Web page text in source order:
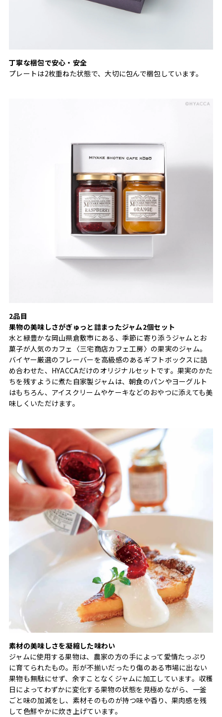
丁寧な梱包で安心・安全
プレートは2枚重ねた状態で、大切に包んで梱包しています。
2品目
果物の美味しさがぎゅっと詰まったジャム2個セット
水と緑豊かな岡山県倉敷市にある、季節に寄り添うジャムとお
菓子が人気のカフェ〈三宅商店カフェ工房〉の果実のジャム。
バイヤー厳選のフレーバーを高級感のあるギフトボックスに詰
め合わせた、HYACCAだけのオリジナルセットです。果実のかた
ちを残すように煮た自家製ジャムは、朝食のパンやヨーグルト
はもちろん、アイスクリームやケーキなどのおやつに添えても美
味しくいただけます。
素材の美味しさを凝縮した味わい
ジャムに使用する果物は、農家の方の手によって愛情たっぷり
に育てられたもの。形が不揃いだったり傷のある市場に出ない
果物も無駄にせず、余すことなくジャムに加工しています。収穫
日によってわずかに変化する果物の状態を見極めながら、一釜
ごと味の加減をし、素材そのものが持つ味や香り、果肉感を残
して色鮮やかに炊き上げています。